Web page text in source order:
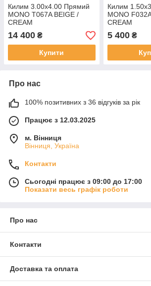
Килим 3.00х4.00 Прямий
MONO T067A BEIGE /
CREAM
14 400 ₴
Купити
Килим
MONO
CREAM
5 400₴
Про нас
100% позитивних з 36 відгуків за рік
Працює з 12.03.2025
м. Вінниця
Вінниця, Україна
Контакти
Сьогодні працює з 09:00 до 17:00
Показати весь графік роботи
Про нас
Контакти
Доставка та оплата